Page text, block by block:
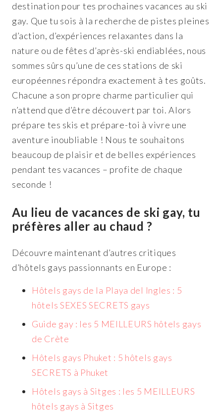
destination pour tes prochaines vacances au ski
gay. Que tu sois à la recherche de pistes pleines
d’action, d’expériences relaxantes dans la
nature ou de fêtes d’après-ski endiablées, nous
sommes sûrs qu’une de ces stations de ski
européennes répondra exactement à tes goûts.
Chacune a son propre charme particulier qui
n’attend que d’être découvert par toi. Alors
prépare tes skis et prépare-toi à vivre une
aventure inoubliable ! Nous te souhaitons
beaucoup de plaisir et de belles expériences
pendant tes vacances – profite de chaque
seconde !
Au lieu de vacances de ski gay, tu
préfères aller au chaud ?
Découvre maintenant d’autres critiques
d’hôtels gays passionnants en Europe :
Hôtels gays de la Playa del Ingles : 5
hôtels SEXES SECRETS gays
Guide gay : les 5 MEILLEURS hôtels gays
de Crète
Hôtels gays Phuket : 5 hôtels gays
SECRETS à Phuket
Hôtels gays à Sitges : les 5 MEILLEURS
hôtels gays à Sitges